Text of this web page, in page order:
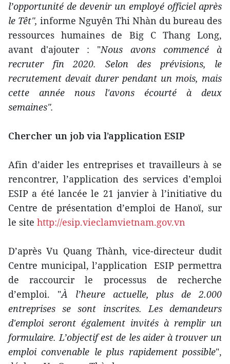
l’opportunité de devenir un employé officiel après
le Têt", informe Nguyên Thi Nhàn du bureau des
ressources humaines de Big C Thang Long,
avant d'ajouter : "Nous avons commencé à
recruter fin 2020. Selon des prévisions, le
recrutement devait durer pendant un mois, mais
cette année nous l'avons écourté à deux
semaines".
Chercher un job via l’application ESIP
Afin d’aider les entreprises et travailleurs à se
rencontrer, l’application des services d’emploi
ESIP a été lancée le 21 janvier à l’initiative du
Centre de présentation d’emploi de Hanoï, sur
le site http://esip.vieclamvietnam.gov.vn
D’après Vu Quang Thành, vice-directeur dudit
Centre municipal, l’application ESIP permettra
de raccourcir le processus de recherche
d’emploi. "À l’heure actuelle, plus de 2.000
entreprises se sont inscrites. Les demandeurs
d'emploi seront également invités à remplir un
formulaire. L’objectif est de les aider à trouver un
emploi convenable le plus rapidement possible",